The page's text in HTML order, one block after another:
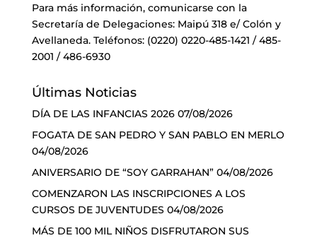
Para más información, comunicarse con la
Secretaría de Delegaciones: Maipú 318 e/ Colón y
Avellaneda. Teléfonos: (0220) 0220-485-1421 / 485-
2001 / 486-6930
Últimas Noticias
DÍA DE LAS INFANCIAS 2026 07/08/2026
FOGATA DE SAN PEDRO Y SAN PABLO EN MERLO
04/08/2026
ANIVERSARIO DE “SOY GARRAHAN” 04/08/2026
COMENZARON LAS INSCRIPCIONES A LOS
CURSOS DE JUVENTUDES 04/08/2026
MÁS DE 100 MIL NIÑOS DISFRUTARON SUS